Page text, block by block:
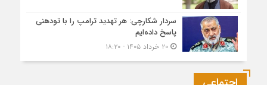
سردار شکارچی: هر تهدید ترامپ را با تودهنی
پاسخ داده‌ایم
۲۰ خرداد ۱۴۰۵ - ۱۸:۲۰